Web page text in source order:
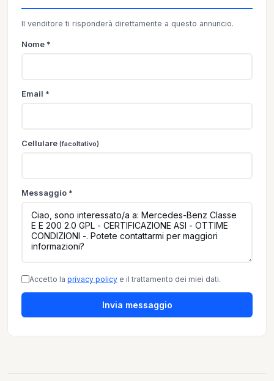
Il venditore ti risponderà direttamente a questo annuncio.
Nome *
Email *
Cellulare (facoltativo)
Messaggio *
Accetto la privacy policy e il trattamento dei miei dati.
Invia messaggio